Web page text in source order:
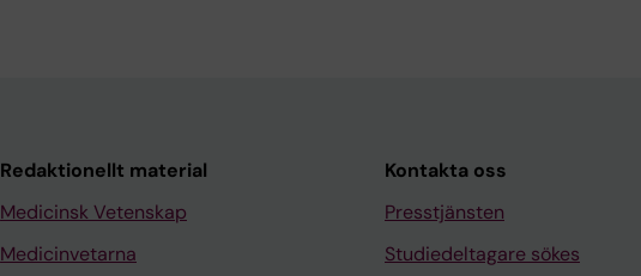
Redaktionellt material
Medicinsk Vetenskap
Medicinvetarna
Kontakta oss
Presstjänsten
Studiedeltagare sökes